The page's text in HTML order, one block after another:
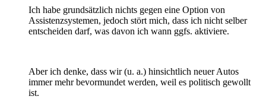
Ich habe grundsätzlich nichts gegen eine Option von
Assistenzsystemen, jedoch stört mich, dass ich nicht selber
entscheiden darf, was davon ich wann ggfs. aktiviere.
Aber ich denke, dass wir (u. a.) hinsichtlich neuer Autos
immer mehr bevormundet werden, weil es politisch gewollt
ist.